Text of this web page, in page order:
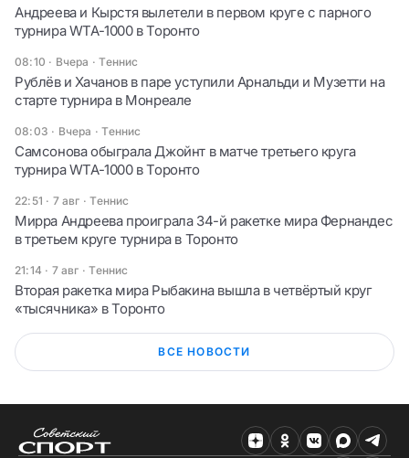
Андреева и Кырстя вылетели в первом круге с парного
турнира WTA-1000 в Торонто
08:10 · Вчера ·Теннис
Рублёв и Хачанов в паре уступили Арнальди и Музетти на
старте турнира в Монреале
08:03 · Вчера ·Теннис
Самсонова обыграла Джойнт в матче третьего круга
турнира WTA-1000 в Торонто
22:51 · 7 авг ·Теннис
Мирра Андреева проиграла 34-й ракетке мира Фернандес
в третьем круге турнира в Торонто
21:14 · 7 авг ·Теннис
Вторая ракетка мира Рыбакина вышла в четвёртый круг
«тысячника» в Торонто
ВСЕ НОВОСТИ